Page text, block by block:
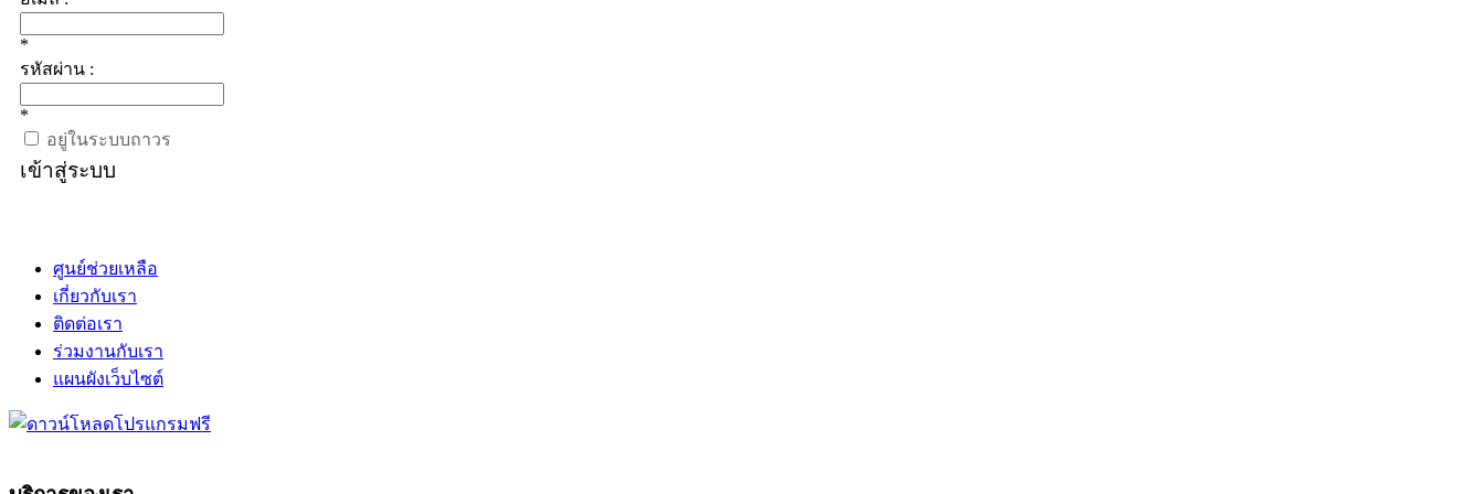
*
รหัสผ่าน :
*
อยู่ในระบบถาวร
เข้าสู่ระบบ
ศูนย์ช่วยเหลือ
เกี่ยวกับเรา
ติดต่อเรา
ร่วมงานกับเรา
แผนผังเว็บไซต์